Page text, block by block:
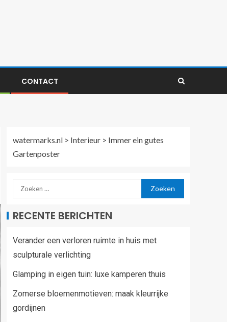
CONTACT
watermarks.nl > Interieur > Immer ein gutes
Gartenposter
RECENTE BERICHTEN
Verander een verloren ruimte in huis met
sculpturale verlichting
Glamping in eigen tuin: luxe kamperen thuis
Zomerse bloemenmotieven: maak kleurrijke
gordijnen